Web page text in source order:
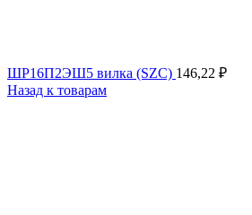
ШР16П2ЭШ5 вилка (SZC) 146,22 ₽
Назад к товарам